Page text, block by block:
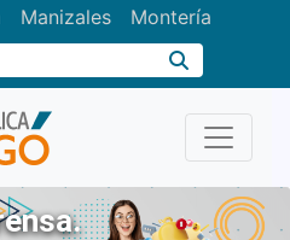
Manizales Montería